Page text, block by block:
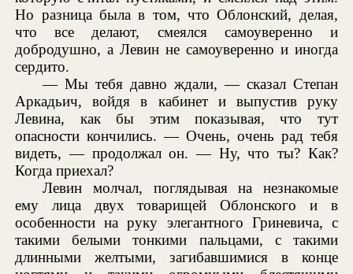
Но разница была в том, что Облонский, делая,
что все делают, смеялся самоуверенно и
добродушно, а Левин не самоуверенно и иногда
сердито.
— Мы тебя давно ждали, — сказал Степан
Аркадьич, войдя в кабинет и выпустив руку
Левина, как бы этим показывая, что тут
опасности кончились. — Очень, очень рад тебя
видеть, — продолжал он. — Ну, что ты? Как?
Когда приехал?
Левин молчал, поглядывая на незнакомые
ему лица двух товарищей Облонского и в
особенности на руку элегантного Гриневича, с
такими белыми тонкими пальцами, с такими
длинными желтыми, загибавшимися в конце